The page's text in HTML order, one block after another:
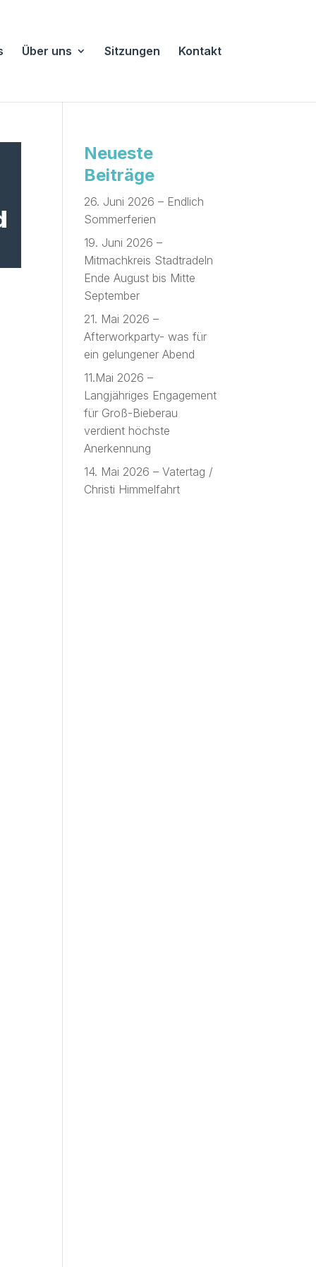
Über uns Sitzungen Kontakt
Neueste
Beiträge
26. Juni 2026 – Endlich
Sommerferien
19. Juni 2026 –
Mitmachkreis Stadtradeln
Ende August bis Mitte
September
21. Mai 2026 –
Afterworkparty- was für
ein gelungener Abend
11.Mai 2026 –
Langjähriges Engagement
für Groß-Bieberau
verdient höchste
Anerkennung
14. Mai 2026 – Vatertag /
Christi Himmelfahrt